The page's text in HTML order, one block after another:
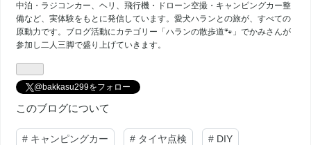
Pro
中泊・ラジコンカー、ヘリ、飛行機・ドローン空撮・キャンピングカー整
備など、実体験をもとに発信しています。愛犬ハランとの旅が、すべての
原動力です。ブログ活動にカテゴリー「ハランの散歩道🐾」でかみさんが
参加し二人三脚で盛り上げていきます。
@bakkasu299をフォロー
このブログについて
# キャンピングカー # タイヤ点検 # DIY